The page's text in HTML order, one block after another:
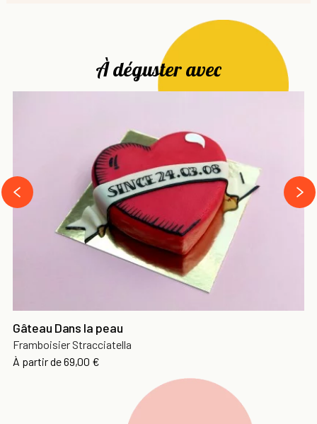
À déguster avec
Gâteau Dans la peau
Framboisier Stracciatella
À partir dePrix
69,00 €
prev
next